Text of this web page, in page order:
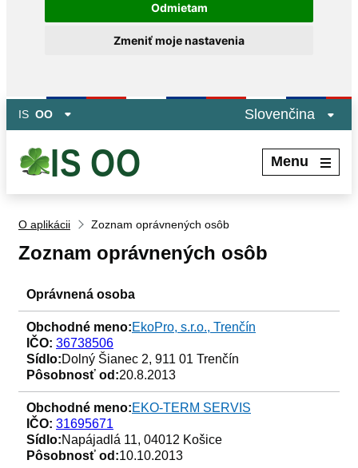
Odmietam
Zmeniť moje nastavenia
Preskočiť na hlavný obsah
IS OO Slovenčina
Menu
O aplikácii Zoznam oprávnených osôb
Zoznam oprávnených osôb
Oprávnená osoba
Obchodné meno:EkoPro, s.r.o., Trenčín
IČO: 36738506
Sídlo:Dolný Šianec 2, 911 01 Trenčín
Pôsobnosť od:20.8.2013
Obchodné meno:EKO-TERM SERVIS
IČO: 31695671
Sídlo:Napájadlá 11, 04012 Košice
Pôsobnosť od:10.10.2013